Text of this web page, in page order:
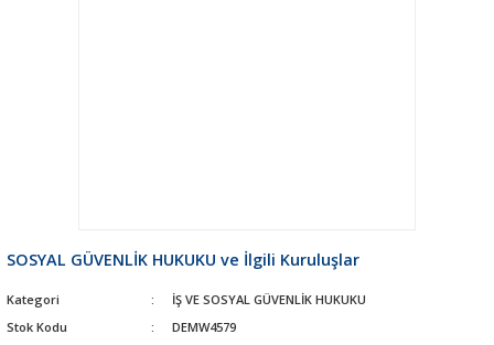
SOSYAL GÜVENLİK HUKUKU ve İlgili Kuruluşlar
Kategori
İŞ VE SOSYAL GÜVENLİK HUKUKU
Stok Kodu
DEMW4579